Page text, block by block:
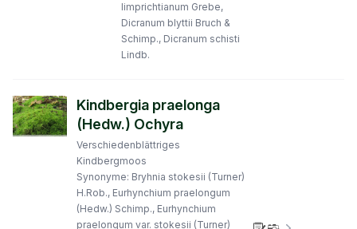
limprichtianum Grebe,
Dicranum blyttii Bruch &
Schimp., Dicranum schisti
Lindb.
Kindbergia praelonga
(Hedw.) Ochyra
Verschiedenblättriges
Kindbergmoos
Synonyme: Bryhnia stokesii (Turner)
H.Rob., Eurhynchium praelongum
(Hedw.) Schimp., Eurhynchium
praelongum var. stokesii (Turner)